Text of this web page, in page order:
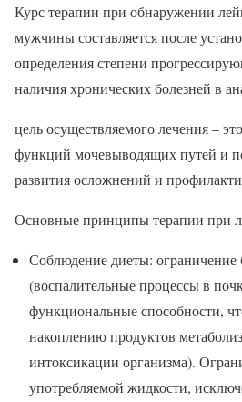
Курс терапии при обнаружении
мужчины составляется после
определения степени
наличия хронических болезней в
цель осуществляемого лечения –
функций мочевыводящих путей и
развития осложнений и
Основные принципы терапии при
Соблюдение диеты: ограничение
(воспалительные процессы в
функциональные способности,
накоплению продуктов
интоксикации организма).
употребляемой жидкости,